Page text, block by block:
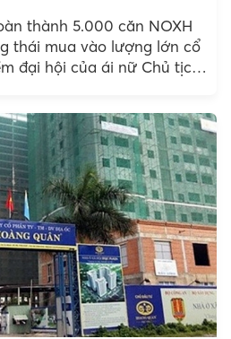
thành 5.000 căn NOXH
thái mua vào lượng lớn cổ
đại hội của ái nữ Chủ tịch